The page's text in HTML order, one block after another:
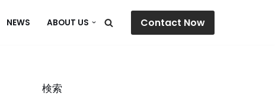
NEWS ABOUT US Contact Now
検索